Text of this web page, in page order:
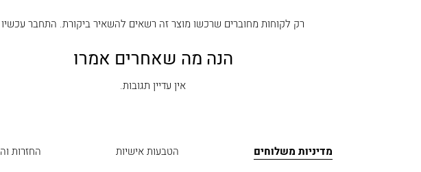
רק לקוחות מחוברים שרכשו מוצר זה רשאים להשאיר ביקורת. התחבר עכשיו
הנה מה שאחרים אמרו
אין עדיין תגובות.
מדיניות משלוחים הטבעות אישיות
החזרות